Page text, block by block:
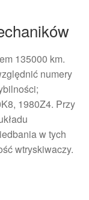
135000 km.
numery
1980Z4. Przy
w tych
wtryskiwaczy.